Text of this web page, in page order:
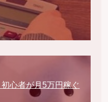
心者が月5万円稼ぐ